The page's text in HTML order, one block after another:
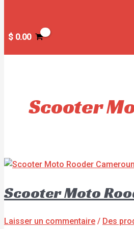
$ 0.00
Scooter
Scooter Moto
Laisser un commentaire / Des